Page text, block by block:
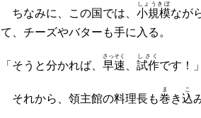
ちなみに、この国では、 小規模
しょうきぼ
なが
て、チーズやバターも手に入る。
「そうと分かれば、 早速
さっそく
試作
しさく
です！」
それから、領主館の料理長も巻
ま
き込
こ